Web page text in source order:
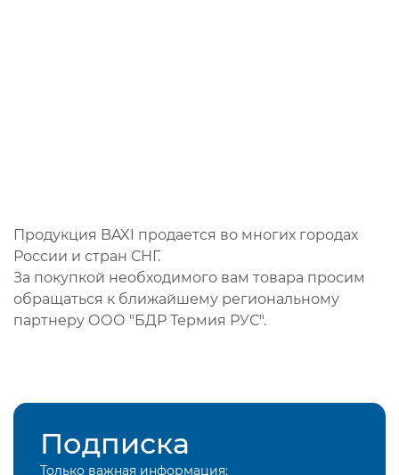
Продукция BAXI продается во многих городах
России и стран СНГ.
За покупкой необходимого вам товара просим
обращаться к ближайшему региональному
партнеру ООО "БДР Термия РУС".
Подписка
Только важная информация: